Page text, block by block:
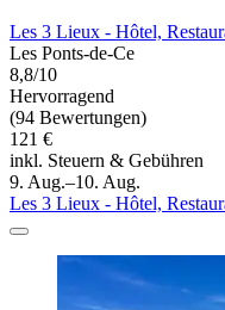
Les 3 Lieux - Hôtel,
Les Ponts-de-Ce
8,8/10
Hervorragend
(94 Bewertungen)
121 €
inkl. Steuern & Gebühren
9. Aug.–10. Aug.
Les 3 Lieux - Hôtel,